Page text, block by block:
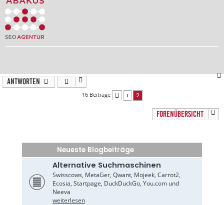
Antworten
16 Beiträge Vorherige
1 2
FORENÜBERSICHT
Neueste Blogbeiträge
Alternative Suchmaschinen
Swisscows, MetaGer, Qwant, Mojeek, Carrot2,
Ecosia, Startpage, DuckDuckGo, You.com und
Neeva
weiterlesen